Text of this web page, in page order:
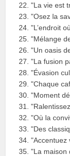
"La vie est
"Osez la
"L’endroit
"Mélange
"Un oasis
"La fusion
"Évasion
"Chaque
"Moment
"Où la
"Des
"Accentuez
"La maison